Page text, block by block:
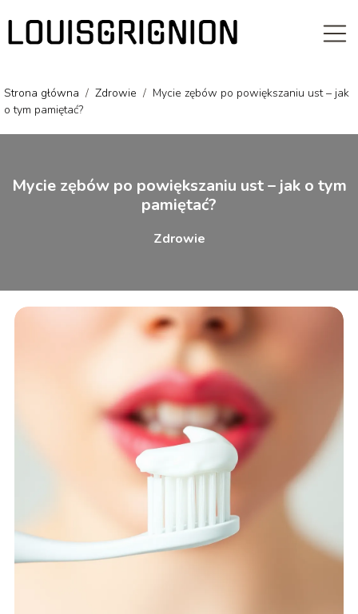
Strona główna / Zdrowie / Mycie zębów po powiększaniu ust – jak
o tym pamiętać?
Mycie zębów po powiększaniu ust – jak o tym
pamiętać?
Zdrowie